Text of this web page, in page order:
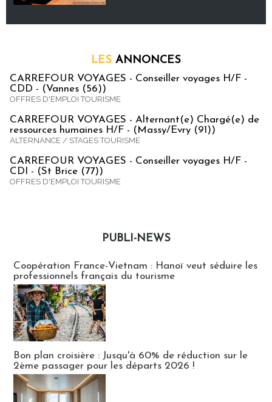
LES ANNONCES
CARREFOUR VOYAGES - Conseiller voyages H/F -
CDD - (Vannes (56))
OFFRES D'EMPLOI TOURISME
CARREFOUR VOYAGES - Alternant(e) Chargé(e) de
ressources humaines H/F - (Massy/Evry (91))
ALTERNANCE / STAGES TOURISME
CARREFOUR VOYAGES - Conseiller voyages H/F -
CDI - (St Brice (77))
OFFRES D'EMPLOI TOURISME
PUBLI-NEWS
Coopération France-Vietnam : Hanoï veut séduire les
professionnels français du tourisme
Bon plan croisière : Jusqu'à 60% de réduction sur le
2ème passager pour les départs 2026 !